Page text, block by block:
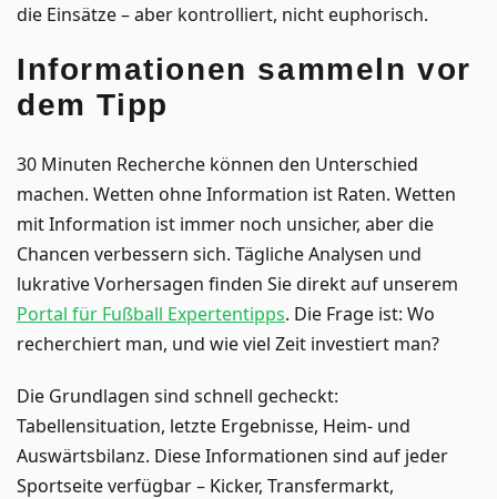
die Einsätze – aber kontrolliert, nicht euphorisch.
Informationen sammeln vor
dem Tipp
30 Minuten Recherche können den Unterschied
machen. Wetten ohne Information ist Raten. Wetten
mit Information ist immer noch unsicher, aber die
Chancen verbessern sich. Tägliche Analysen und
lukrative Vorhersagen finden Sie direkt auf unserem
Portal für Fußball Expertentipps. Die Frage ist: Wo
recherchiert man, und wie viel Zeit investiert man?
Die Grundlagen sind schnell gecheckt:
Tabellensituation, letzte Ergebnisse, Heim- und
Auswärtsbilanz. Diese Informationen sind auf jeder
Sportseite verfügbar – Kicker, Transfermarkt,